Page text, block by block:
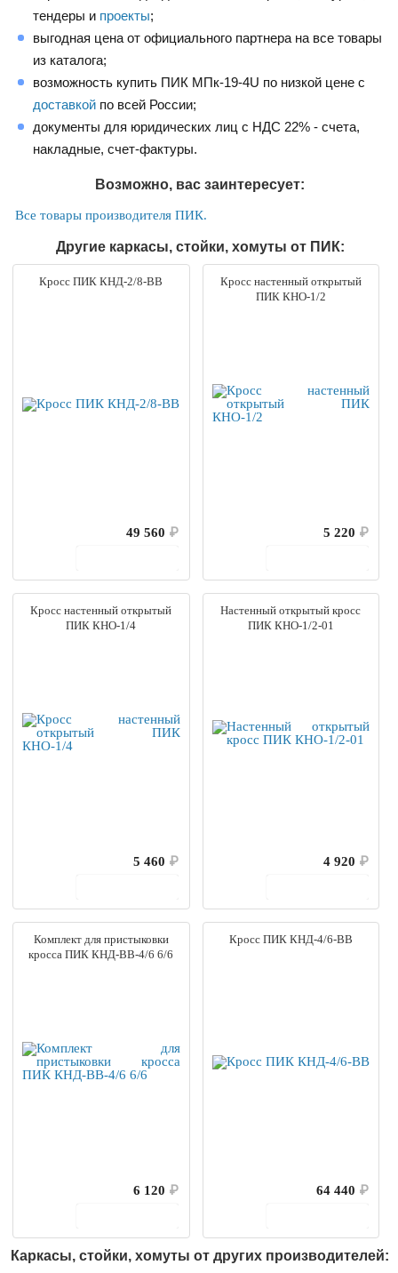
тендеры и проекты;
выгодная цена от официального партнера на все товары
из каталога;
возможность купить ПИК МПк-19-4U по низкой цене с
доставкой по всей России;
документы для юридических лиц с НДС 22% - счета,
накладные, счет-фактуры.
Возможно, вас заинтересует:
Все товары производителя ПИК.
Другие каркасы, стойки, хомуты от ПИК:
Кросс ПИК КНД-2/8-ВВ
49 560 ₽
Кросс настенный открытый
ПИК КНО-1/2
5 220 ₽
Кросс настенный открытый
ПИК КНО-1/4
5 460 ₽
Настенный открытый кросс
ПИК КНО-1/2-01
4 920 ₽
Комплект для пристыковки
кросса ПИК КНД-ВВ-4/6 6/6
6 120 ₽
Кросс ПИК КНД-4/6-ВВ
64 440 ₽
Каркасы, стойки, хомуты от других производителей: